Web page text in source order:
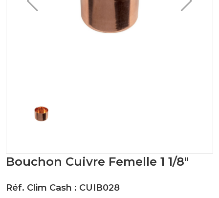
Bouchon Cuivre Femelle 1 1/8"
Réf. Clim Cash : CUIB028